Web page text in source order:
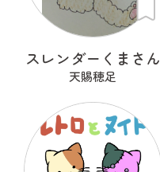
スレンダーくまさん
天賜穂足